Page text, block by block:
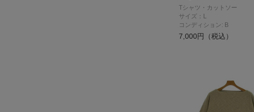
Tシャツ・カットソー
サイズ：L
コンディション: B
7,000円（税込）